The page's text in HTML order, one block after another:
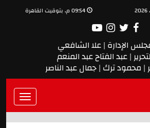
الإدارة | علا الشافعي
| عبد الفتاح عبد المنعم
| محمود ترك | جمال عبد الناصر
Toggle